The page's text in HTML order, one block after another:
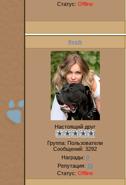
Статус: Offline
Kysik
Настоящий друг
Группа: Пользователи
Сообщений: 3292
Награды: 0
Репутация: 31
Статус: Offline